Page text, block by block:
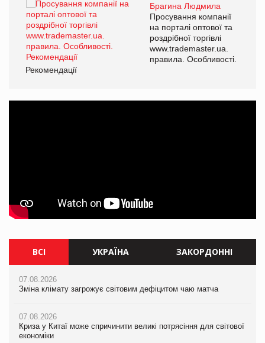
Брагина Людмила
Просування компанії
на порталі оптової та
роздрібної торгівлі
www.trademaster.ua.
правила. Особливості.
Рекомендації
ВСІ УКРАЇНА ЗАКОРДОННІ
07.08.2026
Зміна клімату загрожує світовим дефіцитом чаю матча
07.08.2026
Криза у Китаї може спричинити великі потрясіння для світової
економіки
07.08.2026
Розмитнення «з коліс» та крос-докінг: як оперативні логістичні
07.08.2026
ICE BOSS цього літа! Новинка морозива від власної ТМ Varto
07.08.2026
Зміна клімату загрожує світовим дефіцитом чаю матча
07.08.2026
Криза у Китаї може спричинити великі потрясіння для світової
економіки